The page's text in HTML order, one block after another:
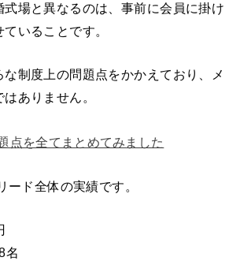
場と異なるのは、事前に会員に掛け
いることです。
制度上の問題点をかかえており、メ
ありません。
点を全てまとめてみました
ード全体の実績です。
名